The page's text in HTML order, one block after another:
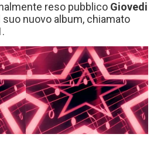
reso pubblico Giovedi
suo nuovo album, chiamato
.